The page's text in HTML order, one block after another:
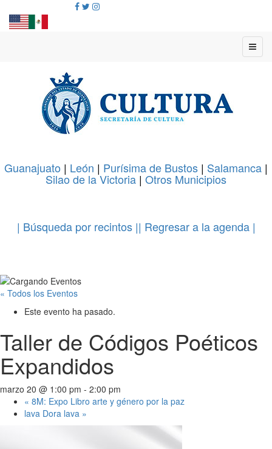
Guanajuato | León | Purísima de Bustos | Salamanca |
Silao de la Victoria | Otros Municipios
| Búsqueda por recintos || Regresar a la agenda |
« Todos los Eventos
Este evento ha pasado.
Taller de Códigos Poéticos
Expandidos
marzo 20 @ 1:00 pm - 2:00 pm
« 8M: Expo Libro arte y género por la paz
lava Dora lava »